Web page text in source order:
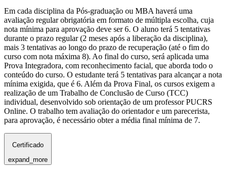
Em cada disciplina da Pós-graduação ou MBA haverá uma
avaliação regular obrigatória em formato de múltipla escolha, cuja
nota mínima para aprovação deve ser 6. O aluno terá 5 tentativas
durante o prazo regular (2 meses após a liberação da disciplina),
mais 3 tentativas ao longo do prazo de recuperação (até o fim do
curso com nota máxima 8). Ao final do curso, será aplicada uma
Prova Integradora, com reconhecimento facial, que aborda todo o
conteúdo do curso. O estudante terá 5 tentativas para alcançar a nota
mínima exigida, que é 6. Além da Prova Final, os cursos exigem a
realização de um Trabalho de Conclusão de Curso (TCC)
individual, desenvolvido sob orientação de um professor PUCRS
Online. O trabalho tem avaliação do orientador e um parecerista,
para aprovação, é necessário obter a média final mínima de 7.
Certificado
expand_more